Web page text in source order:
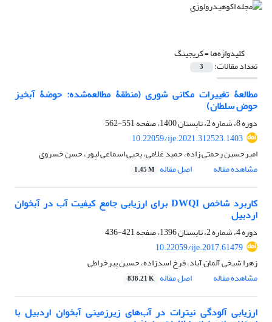
کلیدواژه‌ها =کریجینگ
تعداد مقالات: 3
مطالعۀ تغییرات مکانی شوری (منطقۀ ‌مطالعه‌شده: حوضۀ آبخیز
حوض سلطان)
دوره 8، شماره 2، تابستان 1400، صفحه
551-562
10.22059/ije.2021.312523.1403
امیرحسین رحمتی زاده، حمید غلامی، یحیی اسماعی ل‏پور، حسن خسروی
مشاهده مقاله
اصل مقاله 1.45 M
کاربرد شاخص DWQI برای ارزیابی جامع کیفیت آب در آبخوان
اردبیل
دوره 4، شماره 2، تابستان 1396، صفحه
421-436
10.22059/ije.2017.61479
زهرا شیخی آلمان آباد، فرخ اسدزاده، حسین پیرخراطی
مشاهده مقاله
اصل مقاله 838.21 K
ارزیابی آلودگی نیترات در آب‌های زیرزمینی آبخوان اردبیل با